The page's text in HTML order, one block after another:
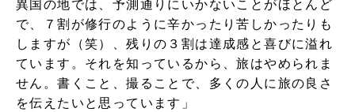
で、７割が修行のように辛かったり苦しかったりも
しますが（笑）、残りの３割は達成感と喜びに溢れ
ています。それを知っているから、旅はやめられま
せん。書くこと、撮ることで、多くの人に旅の良さ
を伝えたいと思っています」